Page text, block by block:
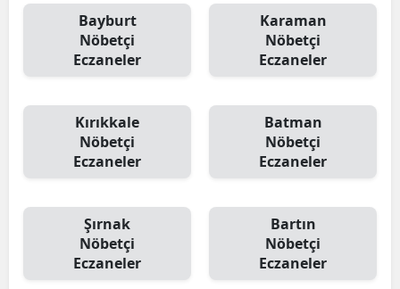
Bayburt
Nöbetçi
Eczaneler
Karaman
Nöbetçi
Eczaneler
Kırıkkale
Nöbetçi
Eczaneler
Batman
Nöbetçi
Eczaneler
Şırnak
Nöbetçi
Eczaneler
Bartın
Nöbetçi
Eczaneler